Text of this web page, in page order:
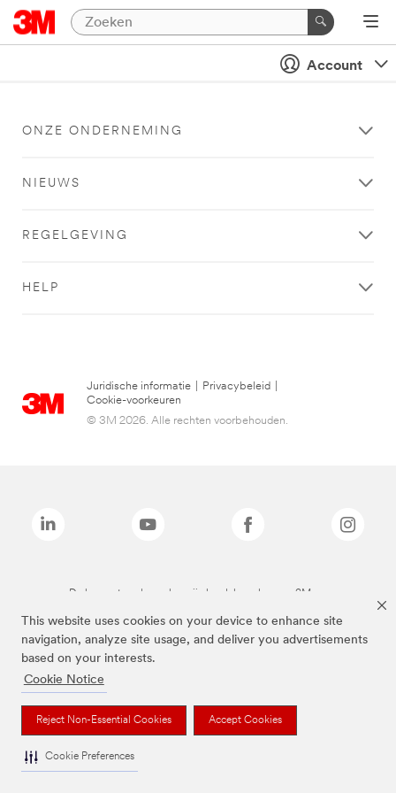
This website uses cookies on your device to enhance site
navigation, analyze site usage, and deliver you advertisements
based on your interests.
Cookie Notice
Reject Non-Essential Cookies Accept Cookies
Cookie Preferences
Account
ONZE ONDERNEMING
NIEUWS
REGELGEVING
HELP
Juridische informatie Privacybeleid
Cookie-voorkeuren
© 3M 2026. Alle rechten voorbehouden.
De bovenstaande merken zijn handelsmerken van 3M.we